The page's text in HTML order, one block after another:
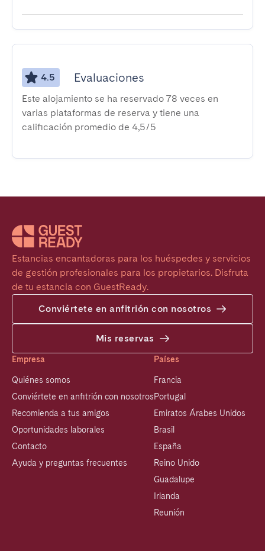
4.5 Evaluaciones
Este alojamiento se ha reservado 78 veces en
varias plataformas de reserva y tiene una
calificación promedio de 4,5/5
Estancias encantadoras para los huéspedes y servicios
de gestión profesionales para los propietarios. Disfruta
de tu estancia con GuestReady.
Conviértete en anfitrión con nosotros
Mis reservas
Empresa
Quiénes somos
Conviértete en anfitrión con nosotros
Recomienda a tus amigos
Oportunidades laborales
Contacto
Ayuda y preguntas frecuentes
Países
Francia
Portugal
Emiratos Árabes Unidos
Brasil
España
Reino Unido
Guadalupe
Irlanda
Reunión